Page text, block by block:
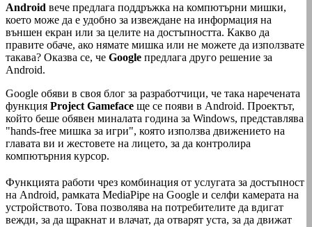
Android вече предлага поддръжка на компютърни мишки,
което може да е удобно за извеждане на информация на
външен екран или за целите на достъпността. Какво да
правите обаче, ако нямате мишка или не можете да използвате
такава? Оказва се, че Google предлага друго решение за
Android.
Google обяви в своя блог за разработчици, че така наречената
функция Project Gameface ще се появи в Android. Проектът,
който беше обявен миналата година за Windows, представлява
"hands-free мишка за игри", която използва движението на
главата ви и жестовете на лицето, за да контролира
компютърния курсор.
Функцията работи чрез комбинация от услугата за достъпност
на Android, рамката MediaPipe на Google и селфи камерата на
устройството. Това позволява на потребителите да вдигат
вежди, за да щракнат и влачат, да отварят уста, за да движат